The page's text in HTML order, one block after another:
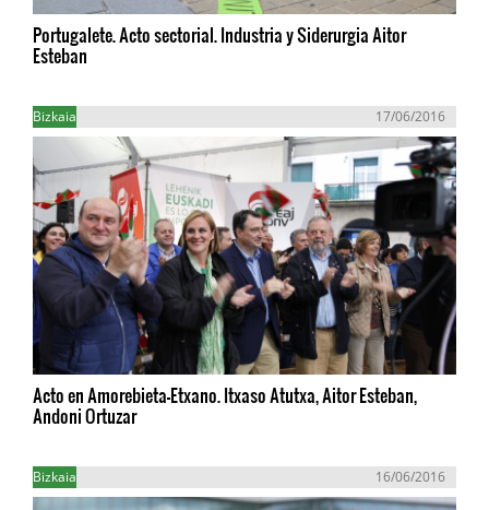
Portugalete. Acto sectorial. Industria y Siderurgia Aitor
Esteban
Bizkaia 17/06/2016
Acto en Amorebieta-Etxano. Itxaso Atutxa, Aitor Esteban,
Andoni Ortuzar
Bizkaia 16/06/2016